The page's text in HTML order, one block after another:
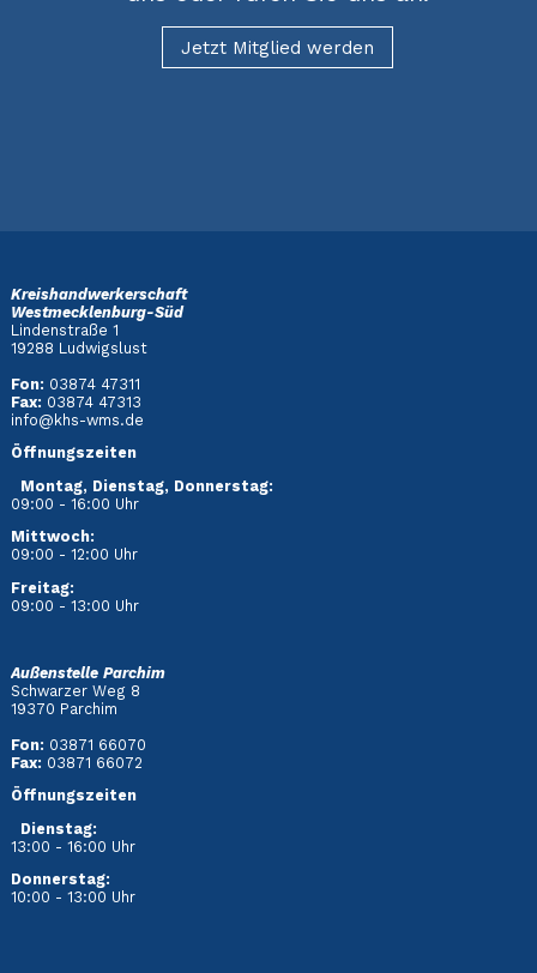
Jetzt Mitglied werden
Kreishandwerkerschaft
Westmecklenburg-Süd
Lindenstraße 1
19288 Ludwigslust
Fon: 03874 47311
Fax: 03874 47313
info@khs-wms.de
Öffnungszeiten
Montag, Dienstag, Donnerstag:
09:00 - 16:00 Uhr
Mittwoch:
09:00 - 12:00 Uhr
Freitag:
09:00 - 13:00 Uhr
Außenstelle Parchim
Schwarzer Weg 8
19370 Parchim
Fon: 03871 66070
Fax: 03871 66072
Öffnungszeiten
Dienstag:
13:00 - 16:00 Uhr
Donnerstag:
10:00 - 13:00 Uhr